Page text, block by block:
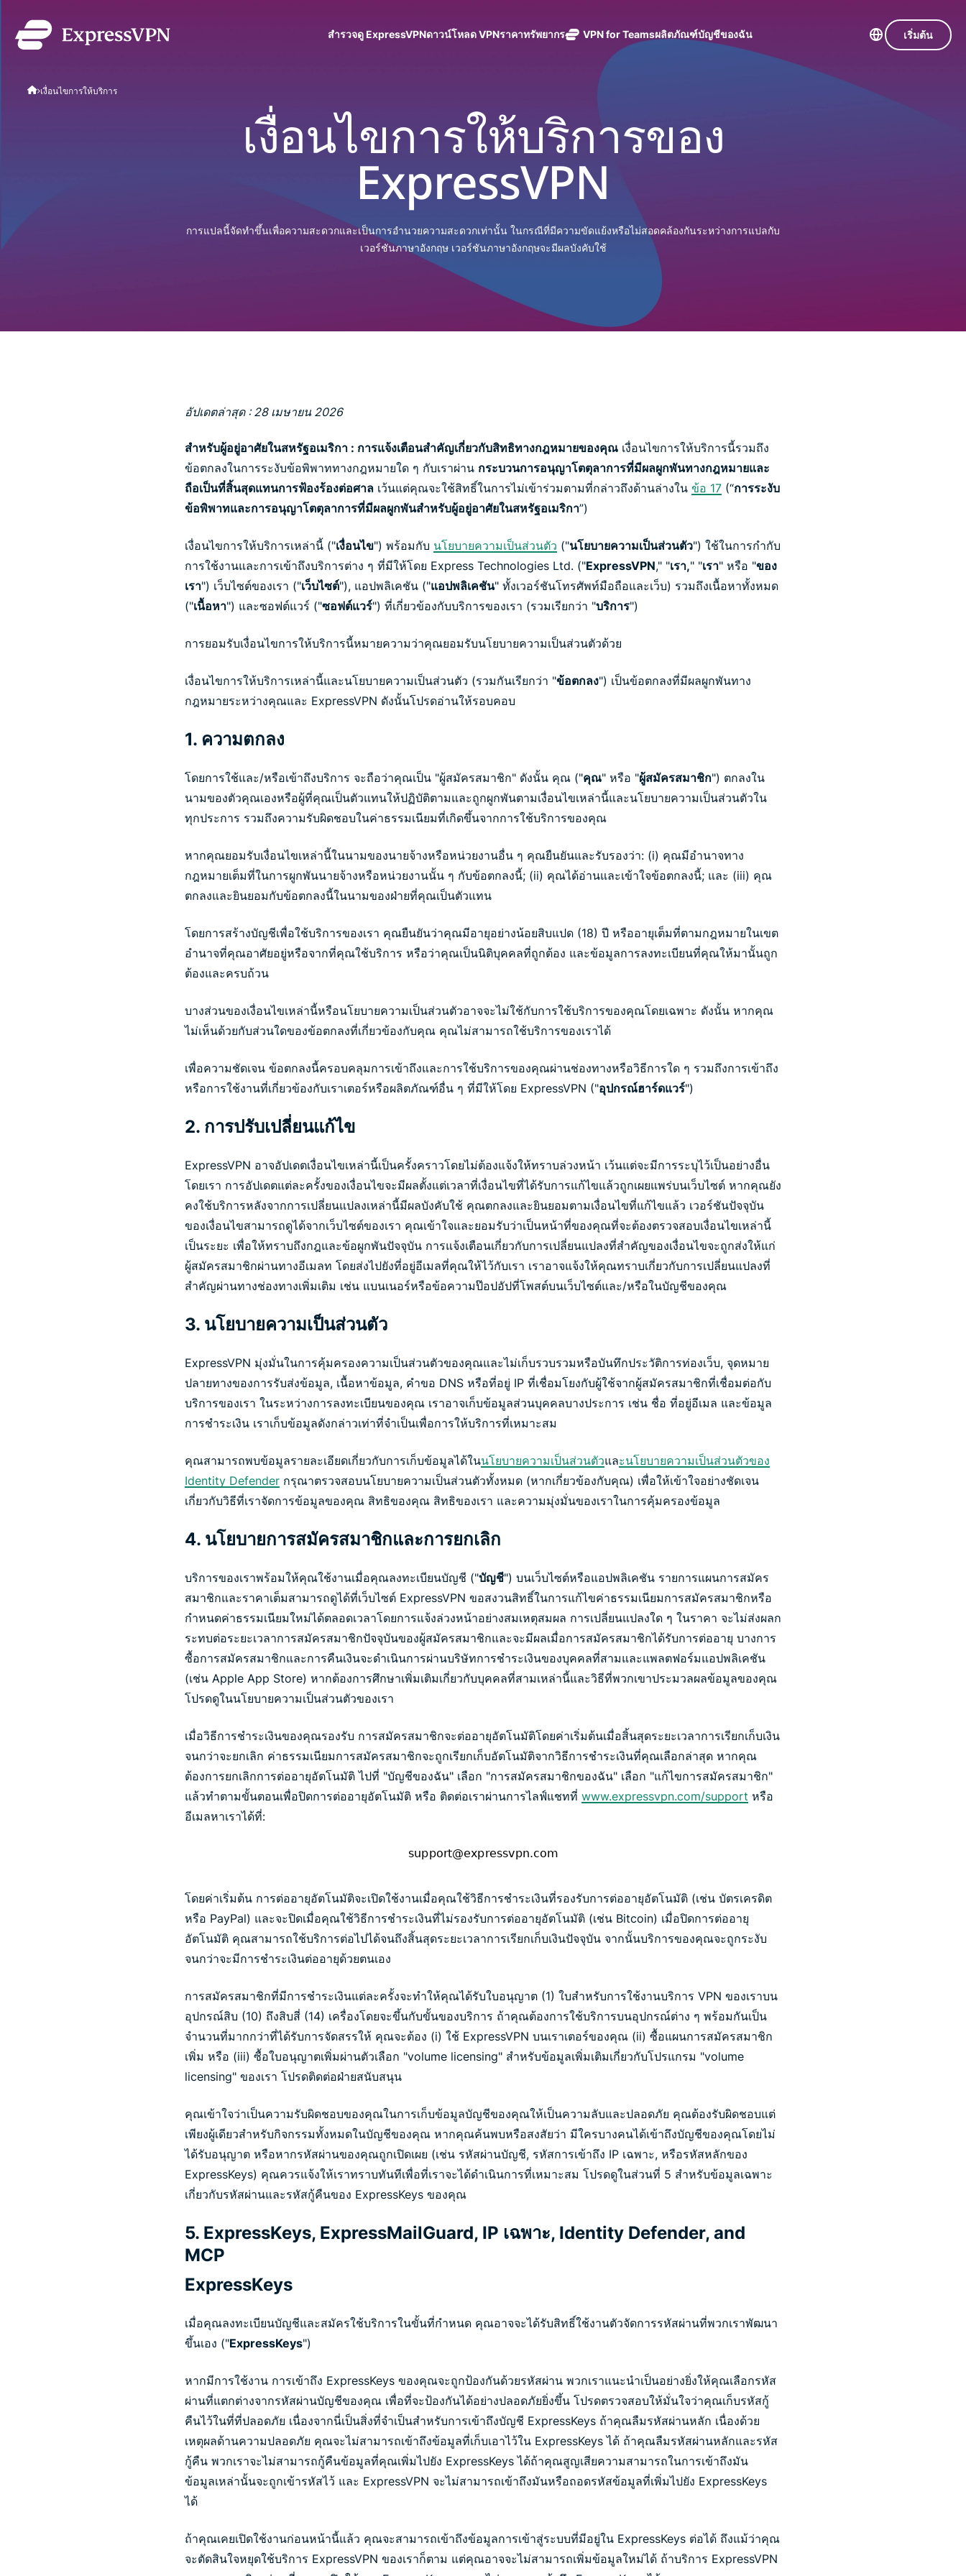
สำรวจดู ExpressVPN
เข้าถึงบริการออนไลน์อย่างปลอดภัย
รับประกันคืนเงินภายใน 30 วัน
สำรวจดูคุณสมบัติทั้งหมด
การสมัครสมาชิกหนึ่งบัญชีจะมอบการเข้าถึงชุดเครื่องมือความเป็นส่วนตัว
และความปลอดภัยที่มีการเพิ่มขึ้นอย่างต่อเนื่องซึ่งสามารถใช้งานร่วมกันได้
อย่างราบรื่นเพื่อยกระดับชีวิตดิจิทัลของคุณ
ดาวน์โหลด VPNราคาทรัพยากร
อธิบายการเข้ารหัสของ VPN
VPN for Teamsผลิตภัณฑ์
เริ่มใช้งานง่าย จัดการง่าย ถูกสร้างมาให้ขยาย
ขนาดการใช้งานได้
อุตสาหกรรมซึ่ง
มีเซิร์ฟเวอร์ที่
ปลอดภัยตั้งอยู่
ประเทศ
ปกป้องกล่องข้อความ
ขาเข้าและตัวตนของ
ExpressKeys
การจัดการรหัส
ปลอดภัย การ
ExpressAI
บริโภคราย
แรกที่ขับ
สำหรับความ
เฝ้าระวัง ID
ที่ทรงพลัง
พร้อมเครื่อง
มือลบข้อมูล
holiday.com
eSIM
150+ จุดหมาย
ปลายทาง
แอนตี้ไวรัส
ไฟร์วอลล์
รางวัลมา
บัญชีของฉัน เริ่มต้น
เงื่อนไขการให้บริการ
เงื่อนไขการให้บริการของ
ExpressVPN
การแปลนี้จัดทำขึ้นเพื่อความสะดวกและเป็นการอำนวยความสะดวกเท่านั้น ในกรณีที่มีความขัดแย้งหรือไม่สอดคล้องกันระหว่างการแปลกับ
เวอร์ชันภาษาอังกฤษ เวอร์ชันภาษาอังกฤษจะมีผลบังคับใช้
อัปเดตล่าสุด : 28 เมษายน 2026
สำหรับผู้อยู่อาศัยในสหรัฐอเมริกา : การแจ้งเตือนสำคัญเกี่ยวกับสิทธิทางกฎหมายของคุณ เงื่อนไขการให้บริการนี้รวมถึง
ข้อตกลงในการระงับข้อพิพาททางกฎหมายใด ๆ กับเราผ่าน กระบวนการอนุญาโตตุลาการที่มีผลผูกพันทางกฎหมายและ
ถือเป็นที่สิ้นสุดแทนการฟ้องร้องต่อศาล เว้นแต่คุณจะใช้สิทธิ์ในการไม่เข้าร่วมตามที่กล่าวถึงด้านล่างใน ข้อ 17 (“การระงับ
ข้อพิพาทและการอนุญาโตตุลาการที่มีผลผูกพันสำหรับผู้อยู่อาศัยในสหรัฐอเมริกา”)
เงื่อนไขการให้บริการเหล่านี้ ("เงื่อนไข") พร้อมกับ นโยบายความเป็นส่วนตัว ("นโยบายความเป็นส่วนตัว") ใช้ในการกำกับ
การใช้งานและการเข้าถึงบริการต่าง ๆ ที่มีให้โดย Express Technologies Ltd. ("ExpressVPN," "เรา," "เรา" หรือ "ของ
เรา") เว็บไซต์ของเรา ("เว็บไซต์"), แอปพลิเคชัน ("แอปพลิเคชัน" ทั้งเวอร์ชันโทรศัพท์มือถือและเว็บ) รวมถึงเนื้อหาทั้งหมด
("เนื้อหา") และซอฟต์แวร์ ("ซอฟต์แวร์") ที่เกี่ยวข้องกับบริการของเรา (รวมเรียกว่า "บริการ")
การยอมรับเงื่อนไขการให้บริการนี้หมายความว่าคุณยอมรับนโยบายความเป็นส่วนตัวด้วย
เงื่อนไขการให้บริการเหล่านี้และนโยบายความเป็นส่วนตัว (รวมกันเรียกว่า "ข้อตกลง") เป็นข้อตกลงที่มีผลผูกพันทาง
กฎหมายระหว่างคุณและ ExpressVPN ดังนั้นโปรดอ่านให้รอบคอบ
1. ความตกลง
โดยการใช้และ/หรือเข้าถึงบริการ จะถือว่าคุณเป็น "ผู้สมัครสมาชิก" ดังนั้น คุณ ("คุณ" หรือ "ผู้สมัครสมาชิก") ตกลงใน
นามของตัวคุณเองหรือผู้ที่คุณเป็นตัวแทนให้ปฏิบัติตามและถูกผูกพันตามเงื่อนไขเหล่านี้และนโยบายความเป็นส่วนตัวใน
ทุกประการ รวมถึงความรับผิดชอบในค่าธรรมเนียมที่เกิดขึ้นจากการใช้บริการของคุณ
หากคุณยอมรับเงื่อนไขเหล่านี้ในนามของนายจ้างหรือหน่วยงานอื่น ๆ คุณยืนยันและรับรองว่า: (i) คุณมีอำนาจทาง
กฎหมายเต็มที่ในการผูกพันนายจ้างหรือหน่วยงานนั้น ๆ กับข้อตกลงนี้; (ii) คุณได้อ่านและเข้าใจข้อตกลงนี้; และ (iii) คุณ
ตกลงและยินยอมกับข้อตกลงนี้ในนามของฝ่ายที่คุณเป็นตัวแทน
โดยการสร้างบัญชีเพื่อใช้บริการของเรา คุณยืนยันว่าคุณมีอายุอย่างน้อยสิบแปด (18) ปี หรืออายุเต็มที่ตามกฎหมายในเขต
อำนาจที่คุณอาศัยอยู่หรือจากที่คุณใช้บริการ หรือว่าคุณเป็นนิติบุคคลที่ถูกต้อง และข้อมูลการลงทะเบียนที่คุณให้มานั้นถูก
ต้องและครบถ้วน
บางส่วนของเงื่อนไขเหล่านี้หรือนโยบายความเป็นส่วนตัวอาจจะไม่ใช้กับการใช้บริการของคุณโดยเฉพาะ ดังนั้น หากคุณ
ไม่เห็นด้วยกับส่วนใดของข้อตกลงที่เกี่ยวข้องกับคุณ คุณไม่สามารถใช้บริการของเราได้
เพื่อความชัดเจน ข้อตกลงนี้ครอบคลุมการเข้าถึงและการใช้บริการของคุณผ่านช่องทางหรือวิธีการใด ๆ รวมถึงการเข้าถึง
หรือการใช้งานที่เกี่ยวข้องกับเราเตอร์หรือผลิตภัณฑ์อื่น ๆ ที่มีให้โดย ExpressVPN ("อุปกรณ์ฮาร์ดแวร์")
2. การปรับเปลี่ยนแก้ไข
ExpressVPN อาจอัปเดตเงื่อนไขเหล่านี้เป็นครั้งคราวโดยไม่ต้องแจ้งให้ทราบล่วงหน้า เว้นแต่จะมีการระบุไว้เป็นอย่างอื่น
โดยเรา การอัปเดตแต่ละครั้งของเงื่อนไขจะมีผลตั้งแต่เวลาที่เงื่อนไขที่ได้รับการแก้ไขแล้วถูกเผยแพร่บนเว็บไซต์ หากคุณยัง
คงใช้บริการหลังจากการเปลี่ยนแปลงเหล่านี้มีผลบังคับใช้ คุณตกลงและยินยอมตามเงื่อนไขที่แก้ไขแล้ว เวอร์ชันปัจจุบัน
ของเงื่อนไขสามารถดูได้จากเว็บไซต์ของเรา คุณเข้าใจและยอมรับว่าเป็นหน้าที่ของคุณที่จะต้องตรวจสอบเงื่อนไขเหล่านี้
เป็นระยะ เพื่อให้ทราบถึงกฎและข้อผูกพันปัจจุบัน การแจ้งเตือนเกี่ยวกับการเปลี่ยนแปลงที่สำคัญของเงื่อนไขจะถูกส่งให้แก่
ผู้สมัครสมาชิกผ่านทางอีเมลท โดยส่งไปยังที่อยู่อีเมลที่คุณให้ไว้กับเรา เราอาจแจ้งให้คุณทราบเกี่ยวกับการเปลี่ยนแปลงที่
สำคัญผ่านทางช่องทางเพิ่มเติม เช่น แบนเนอร์หรือข้อความป๊อปอัปที่โพสต์บนเว็บไซต์และ/หรือในบัญชีของคุณ
3. นโยบายความเป็นส่วนตัว
ExpressVPN มุ่งมั่นในการคุ้มครองความเป็นส่วนตัวของคุณและไม่เก็บรวบรวมหรือบันทึกประวัติการท่องเว็บ, จุดหมาย
ปลายทางของการรับส่งข้อมูล, เนื้อหาข้อมูล, คำขอ DNS หรือที่อยู่ IP ที่เชื่อมโยงกับผู้ใช้จากผู้สมัครสมาชิกที่เชื่อมต่อกับ
บริการของเรา ในระหว่างการลงทะเบียนของคุณ เราอาจเก็บข้อมูลส่วนบุคคลบางประการ เช่น ชื่อ ที่อยู่อีเมล และข้อมูล
การชำระเงิน เราเก็บข้อมูลดังกล่าวเท่าที่จำเป็นเพื่อการให้บริการที่เหมาะสม
คุณสามารถพบข้อมูลรายละเอียดเกี่ยวกับการเก็บข้อมูลได้ในนโยบายความเป็นส่วนตัวและนโยบายความเป็นส่วนตัวของ
Identity Defender กรุณาตรวจสอบนโยบายความเป็นส่วนตัวทั้งหมด (หากเกี่ยวข้องกับคุณ) เพื่อให้เข้าใจอย่างชัดเจน
เกี่ยวกับวิธีที่เราจัดการข้อมูลของคุณ สิทธิของคุณ สิทธิของเรา และความมุ่งมั่นของเราในการคุ้มครองข้อมูล
4. นโยบายการสมัครสมาชิกและการยกเลิก
บริการของเราพร้อมให้คุณใช้งานเมื่อคุณลงทะเบียนบัญชี ("บัญชี") บนเว็บไซต์หรือแอปพลิเคชัน รายการแผนการสมัคร
สมาชิกและราคาเต็มสามารถดูได้ที่เว็บไซต์ ExpressVPN ขอสงวนสิทธิ์ในการแก้ไขค่าธรรมเนียมการสมัครสมาชิกหรือ
กำหนดค่าธรรมเนียมใหม่ได้ตลอดเวลาโดยการแจ้งล่วงหน้าอย่างสมเหตุสมผล การเปลี่ยนแปลงใด ๆ ในราคา จะไม่ส่งผลก
ระทบต่อระยะเวลาการสมัครสมาชิกปัจจุบันของผู้สมัครสมาชิกและจะมีผลเมื่อการสมัครสมาชิกได้รับการต่ออายุ บางการ
ซื้อการสมัครสมาชิกและการคืนเงินจะดำเนินการผ่านบริษัทการชำระเงินของบุคคลที่สามและแพลตฟอร์มแอปพลิเคชัน
(เช่น Apple App Store) หากต้องการศึกษาเพิ่มเติมเกี่ยวกับบุคคลที่สามเหล่านี้และวิธีที่พวกเขาประมวลผลข้อมูลของคุณ
โปรดดูในนโยบายความเป็นส่วนตัวของเรา
เมื่อวิธีการชำระเงินของคุณรองรับ การสมัครสมาชิกจะต่ออายุอัตโนมัติโดยค่าเริ่มต้นเมื่อสิ้นสุดระยะเวลาการเรียกเก็บเงิน
จนกว่าจะยกเลิก ค่าธรรมเนียมการสมัครสมาชิกจะถูกเรียกเก็บอัตโนมัติจากวิธีการชำระเงินที่คุณเลือกล่าสุด หากคุณ
ต้องการยกเลิกการต่ออายุอัตโนมัติ ไปที่ "บัญชีของฉัน" เลือก "การสมัครสมาชิกของฉัน" เลือก "แก้ไขการสมัครสมาชิก"
แล้วทำตามขั้นตอนเพื่อปิดการต่ออายุอัตโนมัติ หรือ ติดต่อเราผ่านการไลฟ์แชทที่ www.expressvpn.com/support หรือ
อีเมลหาเราได้ที่:
โดยค่าเริ่มต้น การต่ออายุอัตโนมัติจะเปิดใช้งานเมื่อคุณใช้วิธีการชำระเงินที่รองรับการต่ออายุอัตโนมัติ (เช่น บัตรเครดิต
หรือ PayPal) และจะปิดเมื่อคุณใช้วิธีการชำระเงินที่ไม่รองรับการต่ออายุอัตโนมัติ (เช่น Bitcoin) เมื่อปิดการต่ออายุ
อัตโนมัติ คุณสามารถใช้บริการต่อไปได้จนถึงสิ้นสุดระยะเวลาการเรียกเก็บเงินปัจจุบัน จากนั้นบริการของคุณจะถูกระงับ
จนกว่าจะมีการชำระเงินต่ออายุด้วยตนเอง
การสมัครสมาชิกที่มีการชำระเงินแต่ละครั้งจะทำให้คุณได้รับใบอนุญาต (1) ใบสำหรับการใช้งานบริการ VPN ของเราบน
อุปกรณ์สิบ (10) ถึงสิบสี่ (14) เครื่องโดยจะขึ้นกับขั้นของบริการ ถ้าคุณต้องการใช้บริการบนอุปกรณ์ต่าง ๆ พร้อมกันเป็น
จำนวนที่มากกว่าที่ได้รับการจัดสรรให้ คุณจะต้อง (i) ใช้ ExpressVPN บนเราเตอร์ของคุณ (ii) ซื้อแผนการสมัครสมาชิก
เพิ่ม หรือ (iii) ซื้อใบอนุญาตเพิ่มผ่านตัวเลือก "volume licensing" สำหรับข้อมูลเพิ่มเติมเกี่ยวกับโปรแกรม "volume
licensing" ของเรา โปรดติดต่อฝ่ายสนับสนุน
คุณเข้าใจว่าเป็นความรับผิดชอบของคุณในการเก็บข้อมูลบัญชีของคุณให้เป็นความลับและปลอดภัย คุณต้องรับผิดชอบแต่
เพียงผู้เดียวสำหรับกิจกรรมทั้งหมดในบัญชีของคุณ หากคุณค้นพบหรือสงสัยว่า มีใครบางคนได้เข้าถึงบัญชีของคุณโดยไม่
ได้รับอนุญาต หรือหากรหัสผ่านของคุณถูกเปิดเผย (เช่น รหัสผ่านบัญชี, รหัสการเข้าถึง IP เฉพาะ, หรือรหัสหลักของ
ExpressKeys) คุณควรแจ้งให้เราทราบทันทีเพื่อที่เราจะได้ดำเนินการที่เหมาะสม โปรดดูในส่วนที่ 5 สำหรับข้อมูลเฉพาะ
เกี่ยวกับรหัสผ่านและรหัสกู้คืนของ ExpressKeys ของคุณ
5. ExpressKeys, ExpressMailGuard, IP เฉพาะ, Identity Defender, and
MCP
ExpressKeys
เมื่อคุณลงทะเบียนบัญชีและสมัครใช้บริการในขั้นที่กำหนด คุณอาจจะได้รับสิทธิ์ใช้งานตัวจัดการรหัสผ่านที่พวกเราพัฒนา
ขึ้นเอง ("ExpressKeys")
หากมีการใช้งาน การเข้าถึง ExpressKeys ของคุณจะถูกป้องกันด้วยรหัสผ่าน พวกเราแนะนำเป็นอย่างยิ่งให้คุณเลือกรหัส
ผ่านที่แตกต่างจากรหัสผ่านบัญชีของคุณ เพื่อที่จะป้องกันได้อย่างปลอดภัยยิ่งขึ้น โปรดตรวจสอบให้มั่นใจว่าคุณเก็บรหัสกู้
คืนไว้ในที่ที่ปลอดภัย เนื่องจากนี่เป็นสิ่งที่จำเป็นสำหรับการเข้าถึงบัญชี ExpressKeys ถ้าคุณลืมรหัสผ่านหลัก เนื่องด้วย
เหตุผลด้านความปลอดภัย คุณจะไม่สามารถเข้าถึงข้อมูลที่เก็บเอาไว้ใน ExpressKeys ได้ ถ้าคุณลืมรหัสผ่านหลักและรหัส
กู้คืน พวกเราจะไม่สามารถกู้คืนข้อมูลที่คุณเพิ่มไปยัง ExpressKeys ได้ถ้าคุณสูญเสียความสามารถในการเข้าถึงมัน
ข้อมูลเหล่านั้นจะถูกเข้ารหัสไว้ และ ExpressVPN จะไม่สามารถเข้าถึงมันหรือถอดรหัสข้อมูลที่เพิ่มไปยัง ExpressKeys
ได้
ถ้าคุณเคยเปิดใช้งานก่อนหน้านี้แล้ว คุณจะสามารถเข้าถึงข้อมูลการเข้าสู่ระบบที่มีอยู่ใน ExpressKeys ต่อได้ ถึงแม้ว่าคุณ
จะตัดสินใจหยุดใช้บริการ ExpressVPN ของเราก็ตาม แต่คุณอาจจะไม่สามารถเพิ่มข้อมูลใหม่ได้ ถ้าบริการ ExpressVPN